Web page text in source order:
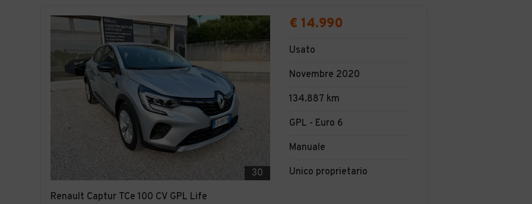
30
Renault Captur TCe 100 CV GPL Life
€ 14.990
Usato
Novembre 2020
134.887 km
GPL - Euro 6
Manuale
Unico proprietario